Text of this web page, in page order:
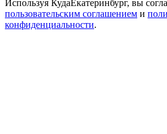
Используя КудаЕкатеринбург, вы
пользовательским соглашением и
конфиденциальности.